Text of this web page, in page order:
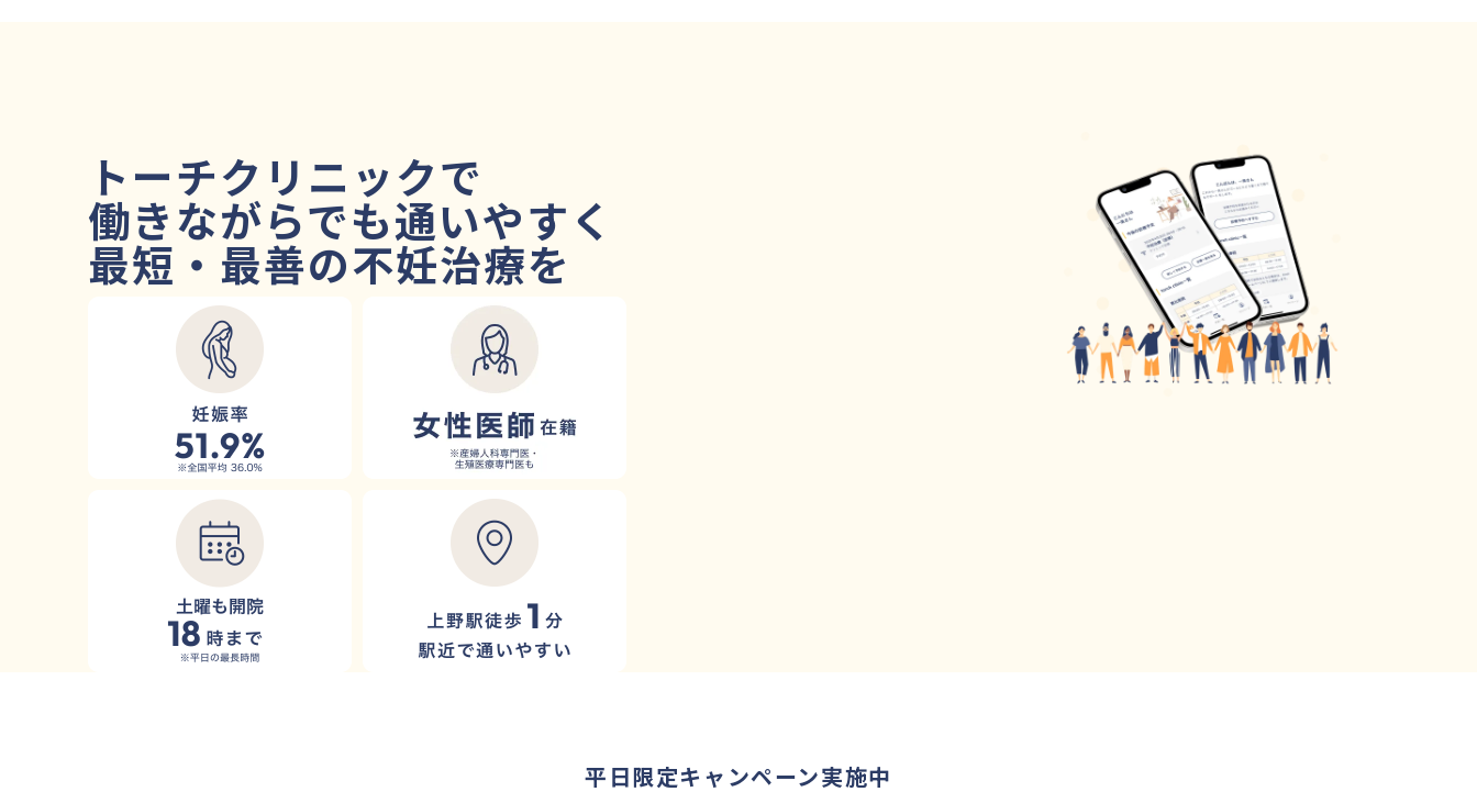
トーチクリニックで
働きながらでも通いやすく
最短・最善の不妊治療を
平日限定キャンペーン実施中